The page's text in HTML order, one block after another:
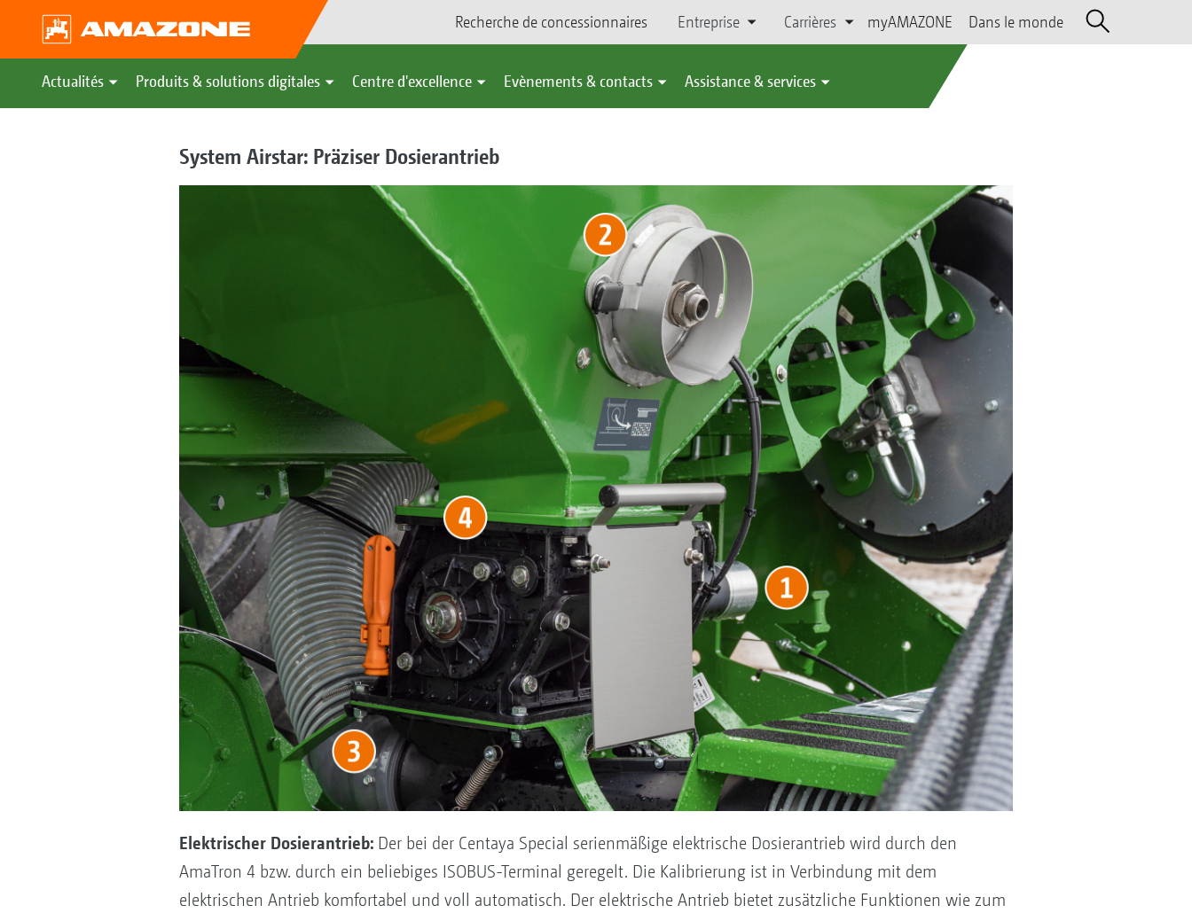
Recherche de concessionnaires Entreprise Carrières myAMAZONE Dans le monde
Actualités Produits & solutions digitales Centre d'excellence Evènements & contacts Assistance & services
System Airstar: Präziser Dosierantrieb
Elektrischer Dosierantrieb:Der bei der Centaya Special serienmäßige elektrische Dosierantrieb wird durch den
AmaTron 4 bzw. durch ein beliebiges ISOBUS-Terminal geregelt. Die Kalibrierung ist in Verbindung mit dem
elektrischen Antrieb komfortabel und voll automatisch. Der elektrische Antrieb bietet zusätzliche Funktionen wie zum